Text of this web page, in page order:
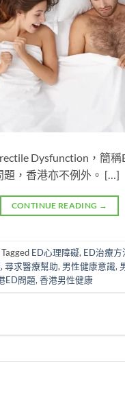
Dysfunction，簡稱
題，香港亦不例外。 […]
CONTINUE READING →
Tagged ED心理障礙, ED治療方
,尋求醫療幫助, 男性健康意識,
ED問題,香港男性健康